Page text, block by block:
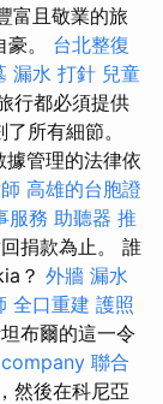
富且敬業的旅
。 台北整復
漏水 打針 兒童
行都必須提供
所有細節。
據管理的法律依
高雄的台胞證
服務 助聽器 推
捐款為止。 誰
？ 外牆 漏水
全口重建 護照
布爾的這一令
聯合
然後在科尼亞